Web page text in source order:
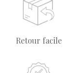
Retour facile